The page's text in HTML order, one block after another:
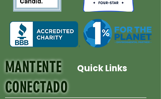
MANTENTE
CONECTADO
Quick Links